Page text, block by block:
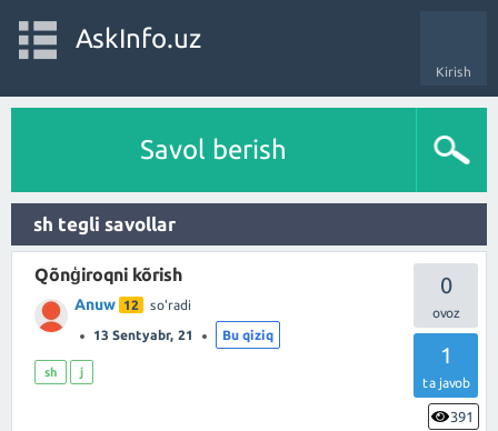
Kirish
AskInfo.uz
Savol berish
sh tegli savollar
0
1
ta javob
391
Qõnģiroqni kõrish
Anuw 12 so'radi
13 Sentyabr, 21 Bu qiziq
sh j